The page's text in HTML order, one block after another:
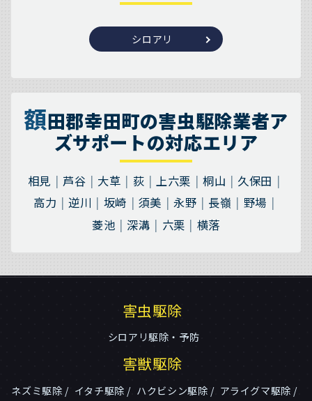
シロアリ
額田郡幸田町の害虫駆除業者ア
ズサポートの対応エリア
相見 芦谷 大草 荻 上六栗 桐山
久保田
高力
逆川 坂崎 須美 永野 長嶺
野場
菱池
深溝 六栗 横落
害虫駆除
シロアリ駆除・予防
害獣駆除
ネズミ駆除 イタチ駆除 ハクビシン駆除
アライグマ駆除